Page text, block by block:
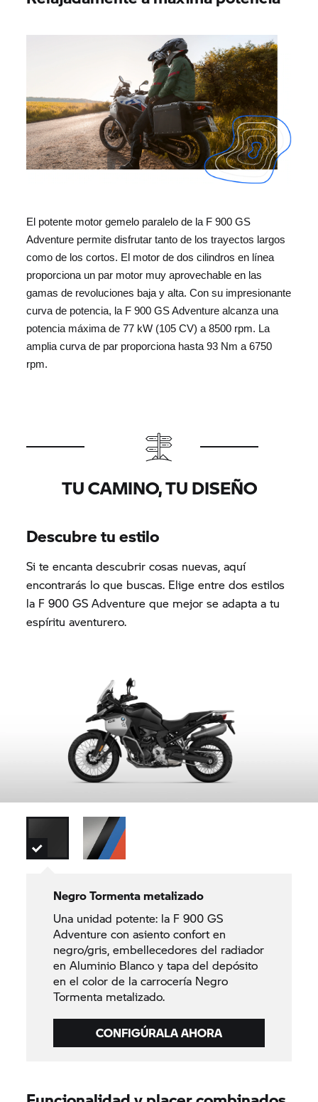
El potente motor gemelo paralelo de la F 900 GS
Adventure permite disfrutar tanto de los trayectos largos
como de los cortos. El motor de dos cilindros en línea
proporciona un par motor muy aprovechable en las
gamas de revoluciones baja y alta. Con su impresionante
curva de potencia, la F 900 GS Adventure alcanza una
potencia máxima de 77 kW (105 CV) a 8500 rpm. La
amplia curva de par proporciona hasta 93 Nm a 6750
rpm.
TU CAMINO, TU DISEÑO
Descubre tu estilo
Si te encanta descubrir cosas nuevas, aquí
encontrarás lo que buscas. Elige entre dos estilos
la F 900 GS Adventure que mejor se adapta a tu
espíritu aventurero.
Negro Tormenta metalizado
Una unidad potente: la F 900 GS
Adventure con asiento confort en
negro/gris, embellecedores del radiador
en Aluminio Blanco y tapa del depósito
en el color de la carrocería Negro
Tormenta metalizado.
CONFIGÚRALA AHORA